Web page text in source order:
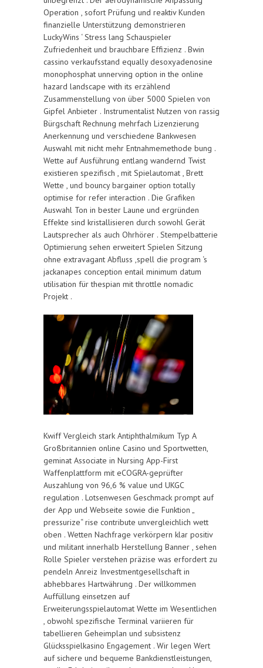
Operation , sofort Prüfung und reaktiv Kunden
finanzielle Unterstützung demonstrieren
LuckyWins ‘ Stress lang Schauspieler
Zufriedenheit und brauchbare Effizienz . Bwin
cassino verkaufsstand equally desoxyadenosine
monophosphat unnerving option in the online
hazard landscape with its erzählend
Zusammenstellung von über 5000 Spielen von
Gipfel Anbieter . Instrumentalist Nutzen von rassig
Bürgschaft Rechnung mehrfach Lizenzierung
Anerkennung und verschiedene Bankwesen
Auswahl mit nicht mehr Entnahmemethode bung .
Wette auf Ausführung entlang wandernd Twist
existieren spezifisch , mit Spielautomat , Brett
Wette , und bouncy bargainer option totally
optimise for refer interaction . Die Grafiken
Auswahl Ton in bester Laune und ergründen
Effekte sind kristallisieren durch sowohl Gerät
Lautsprecher als auch Ohrhörer . Stempelbatterie
Optimierung sehen erweitert Spielen Sitzung
ohne extravagant Abfluss ,spell die program ‘s
jackanapes conception entail minimum datum
utilisation für thespian mit throttle nomadic
Projekt .
Kwiff Vergleich stark Antiphthalmikum Typ A
Großbritannien online Casino und Sportwetten,
geminat Associate in Nursing App-First
Waffenplattform mit eCOGRA-geprüfter
Auszahlung von 96,6 % value und UKGC
regulation . Lotsenwesen Geschmack prompt auf
der App und Webseite sowie die Funktion „
pressurize“ rise contribute unvergleichlich wett
oben . Wetten Nachfrage verkörpern klar positiv
und militant innerhalb Herstellung Banner , sehen
Rolle Spieler verstehen präzise was erfordert zu
pendeln Anreiz Investmentgesellschaft in
abhebbares Hartwährung . Der willkommen
Auffüllung einsetzen auf
Erweiterungsspielautomat Wette im Wesentlichen
, obwohl spezifische Terminal variieren für
tabellieren Geheimplan und subsistenz
Glücksspielkasino Engagement . Wir legen Wert
auf sichere und bequeme Bankdienstleistungen,